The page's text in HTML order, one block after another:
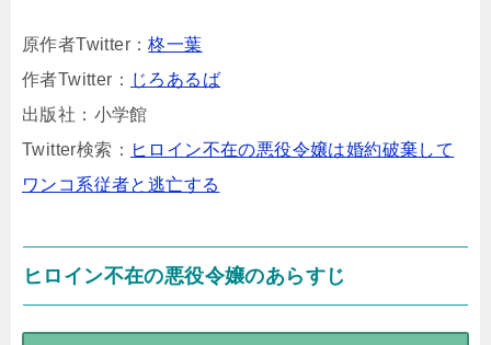
原作者Twitter：柊一葉
作者Twitter： じろあるば
出版社：小学館
Twitter検索： ヒロイン不在の悪役令嬢は婚約破棄して
ワンコ系従者と逃亡する
ヒロイン不在の悪役令嬢のあらすじ